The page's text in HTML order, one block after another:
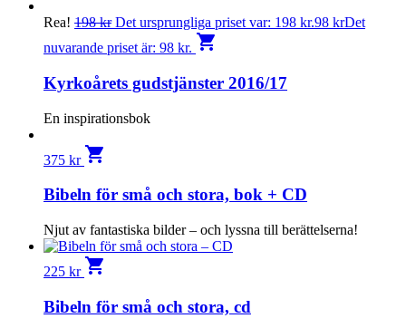
Rea! 198kr Det ursprungliga priset var: 198 kr.98 krDet
nuvarande priset är: 98 kr. shopping_cart
Kyrkoårets gudstjänster 2016/17
En inspirationsbok
375 kr shopping_cart
Bibeln för små och stora, bok + CD
Njut av fantastiska bilder – och lyssna till berättelserna!
225 kr shopping_cart
Bibeln för små och stora, cd